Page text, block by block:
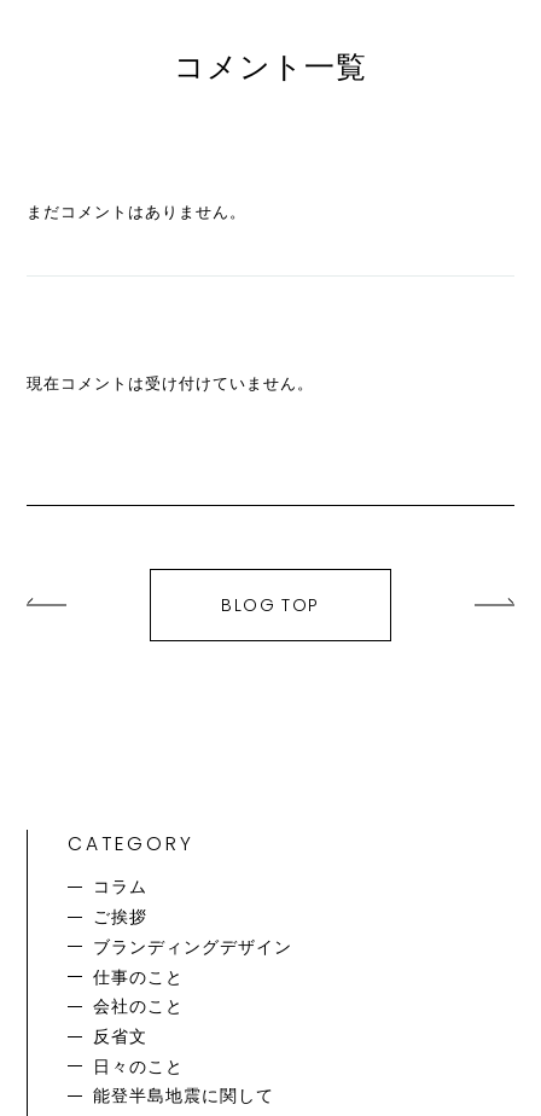
コメント一覧
まだコメントはありません。
現在コメントは受け付けていません。
CATEGORY
コラム
ご挨拶
ブランディングデザイン
仕事のこと
会社のこと
反省文
日々のこと
能登半島地震に関して
BLOG TOP